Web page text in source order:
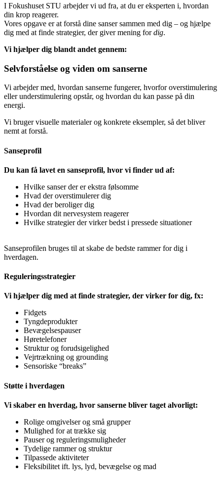
I Fokushuset STU arbejder vi ud fra, at du er eksperten i, hvordan
din krop reagerer.
Vores opgave er at forstå dine sanser sammen med dig – og hjælpe
dig med at finde strategier, der giver mening fordig.
Vi hjælper dig blandt andet gennem:
Selvforståelse og viden om sanserne
Vi arbejder med, hvordan sanserne fungerer, hvorfor overstimulering
eller understimulering opstår, og hvordan du kan passe på din
energi.
Vi bruger visuelle materialer og konkrete eksempler, så det bliver
nemt at forstå.
Sanseprofil
Du kan få lavet en sanseprofil, hvor vi finder ud af:
Hvilke sanser der er ekstra følsomme
Hvad der overstimulerer dig
Hvad der beroliger dig
Hvordan dit nervesystem reagerer
Hvilke strategier der virker bedst i pressede situationer
Sanseprofilen bruges til at skabe de bedste rammer for dig i
hverdagen.
Reguleringsstrategier
Vi hjælper dig med at finde strategier, der virker for dig, fx:
Fidgets
Tyngdeprodukter
Bevægelsespauser
Høretelefoner
Struktur og forudsigelighed
Vejrtrækning og grounding
Sensoriske “breaks”
Støtte i hverdagen
Vi skaber en hverdag, hvor sanserne bliver taget alvorligt:
Rolige omgivelser og små grupper
Mulighed for at trække sig
Pauser og reguleringsmuligheder
Tydelige rammer og struktur
Tilpassede aktiviteter
Fleksibilitet ift. lys, lyd, bevægelse og mad